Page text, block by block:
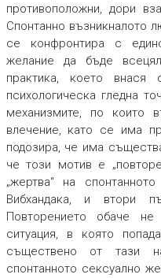
противоположни, дори
Спонтанно възникналото
се конфронтира с
желание да бъде
практика, което
психологическа гледна
механизмите, по които
влечение, като се има
подозира, че има
че този мотив е
„жертва“ на
Вибхандака, и втори
Повторението обаче
ситуация, в която
съществено от тази
спонтанното сексуално